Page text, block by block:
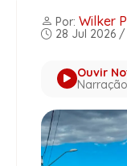
Por: Wilker
28 Jul 2026 /
Ouvir